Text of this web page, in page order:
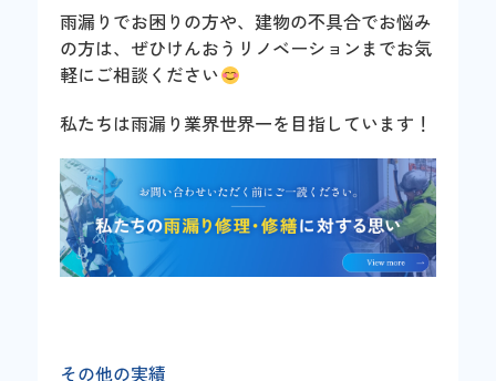
雨漏りでお困りの方や、建物の不具合でお悩み
の方は、ぜひけんおうリノベーションまでお気
軽にご相談ください
私たちは雨漏り業界世界一を目指しています！
その他の実績